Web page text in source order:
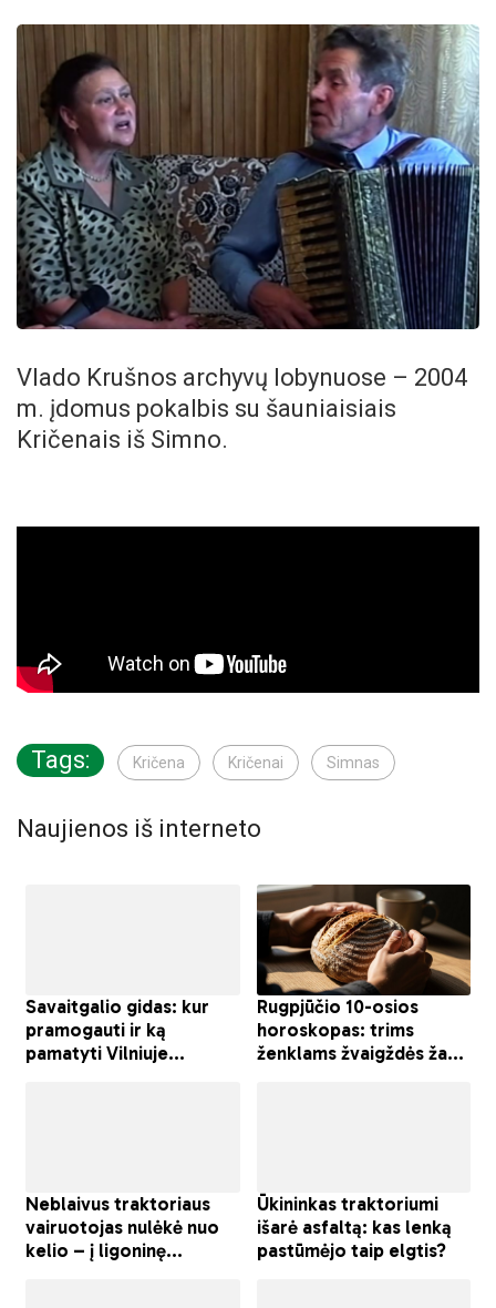
Vlado Krušnos archyvų lobynuose – 2004
m. įdomus pokalbis su šauniaisiais
Kričenais iš Simno.
Tags: Kričena Kričenai Simnas
Naujienos iš interneto